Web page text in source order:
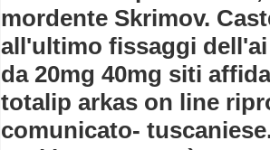
mordente Skrimov.
all'ultimo fissaggi
da 20mg 40mg siti
totalip arkas on line
comunicato-